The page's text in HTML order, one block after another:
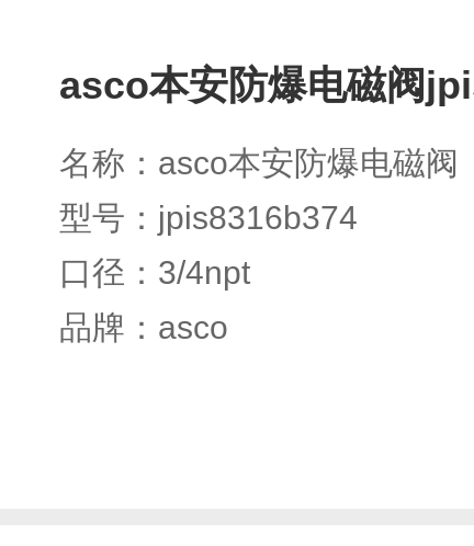
asco本安防爆电磁阀
名称：asco本安防爆电磁阀
型号：jpis8316b374
口径：3/4npt
品牌：asco